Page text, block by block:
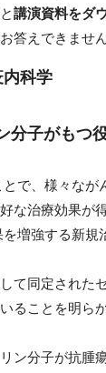
講演資料をダ
答えできませ
科学
分子がもつ
で、様々なが
な治療効果が
増強する新規
て同定された
ることを明ら
ン分子が抗腫